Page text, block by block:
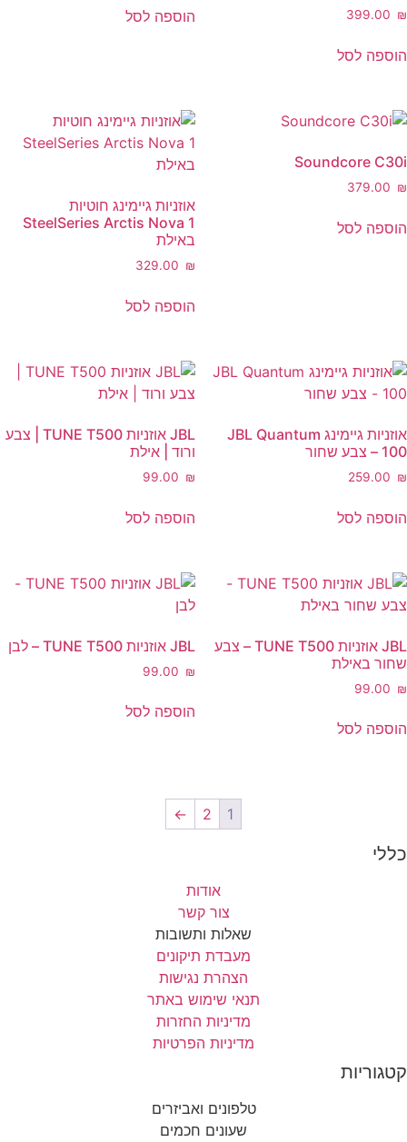
לסל
הוספה לסל
Soundcore
לסל
אוזניות גיימינג חוטיות
SteelSeries Arctis Nova 1
באילת
‎329.00
הוספה לסל
אוזניות גיימינג JBL Quantum
לסל
JBL אוזניות TUNE T500 | צבע
ורוד | אילת
‎99.00
הוספה לסל
JBL אוזניות TUNE T500 – צבע
באילת
לסל
JBL אוזניות TUNE T500 – לבן
‎99.00
הוספה לסל
2
←
אודות
צור קשר
שאלות ותשובות
מעבדת תיקונים
הצהרת נגישות
תנאי שימוש באתר
מדיניות החזרות
מדיניות הפרטיות
טלפונים ואביזרים
שעונים חכמים